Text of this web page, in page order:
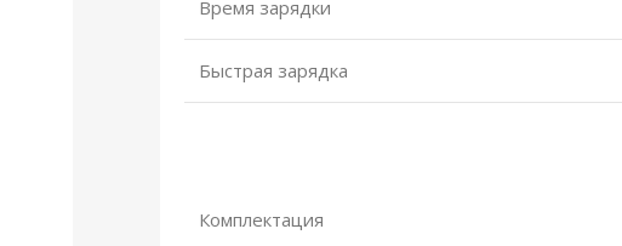
Время зарядки
Быстрая зарядка
Комплектация